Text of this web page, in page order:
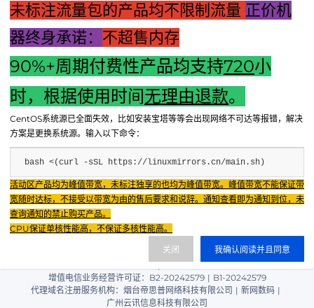
下一篇：电脑主机内部电流电压的电费成本解析：究竟要花多
少钱？
Fenxun Tech 飞讯科技旗下云平台，相关服务主体：
重庆飞讯科技有限公司|中国电信股份有限公司荣昌分公司 提供网络服务 |
重庆飞讯科技有限公司|酷盾 提供CDN服务
渝ICP备2024034038号-1
渝公网安备50022602000851号
渝ICP证2024034038号 |
|
增值电信业务经营许可证：B2-20242579 | B1-20242579
代理域名注册服务机构：烟台帝思普网络科技有限公司 | 新网数码 |
广州云讯信息科技有限公司
未标注流量包的产品均不限制流量 正价机
器终身承诺： 不超售内存
90%+周期付费性产品均支持720小
时，根据使用时间无理由退款。
CentOS系统源已全面失效，比如安装宝塔等等会出现网络不可达等报错，解决
方案是更换系统源。输入以下命令：
bash <(curl -sSL https://linuxmirrors.cn/main.sh)
活动区产品均为峰值带宽，未标注独享的也均为峰值带宽。峰值带宽不能保证带
宽随时达标，不接受以带宽为由的售后要求和说辞。通知查看即为通知到位，未
查询通知的禁止购买产品。
CPU保证单核性能高，不保证多核性能高。
我确认阅读并且同意
关闭